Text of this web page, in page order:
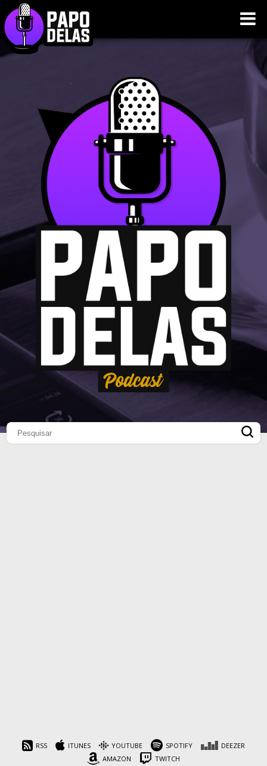
RSS ITUNES YOUTUBE SPOTIFY
DEEZER
AMAZON
TWITCH